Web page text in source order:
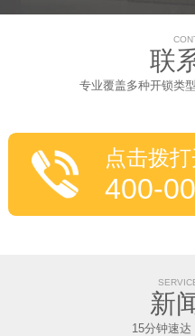
联
专业覆盖多种开锁类
点击拨
400-
新
15分钟速达